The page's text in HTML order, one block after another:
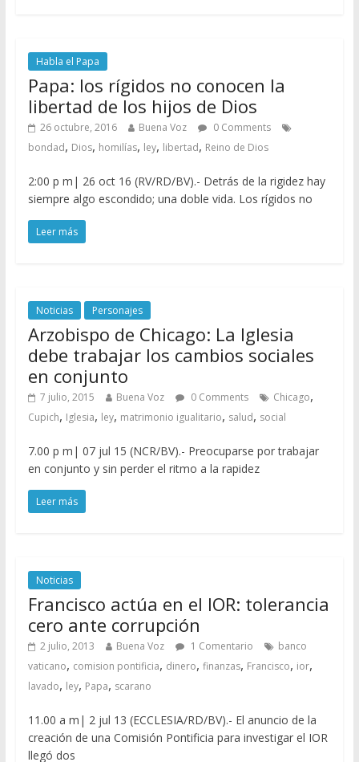
Habla el Papa
Papa: los rígidos no conocen la
libertad de los hijos de Dios
26 octubre, 2016 Buena Voz
0 Comments
bondad, Dios, homilías, ley, libertad, Reino de Dios
2:00 p m| 26 oct 16 (RV/RD/BV).- Detrás de la rigidez hay
siempre algo escondido; una doble vida. Los rígidos no
Leer más
Noticias Personajes
Arzobispo de Chicago: La Iglesia
debe trabajar los cambios sociales
en conjunto
7 julio, 2015 Buena Voz 0 Comments Chicago,
Cupich, Iglesia, ley, matrimonio igualitario, salud, social
7.00 p m| 07 jul 15 (NCR/BV).- Preocuparse por trabajar
en conjunto y sin perder el ritmo a la rapidez
Leer más
Noticias
Francisco actúa en el IOR: tolerancia
cero ante corrupción
2 julio, 2013 Buena Voz 1 Comentario
banco
vaticano, comision pontificia, dinero, finanzas, Francisco, ior,
lavado, ley, Papa, scarano
11.00 a m| 2 jul 13 (ECCLESIA/RD/BV).- El anuncio de la
creación de una Comisión Pontificia para investigar el IOR
llegó dos